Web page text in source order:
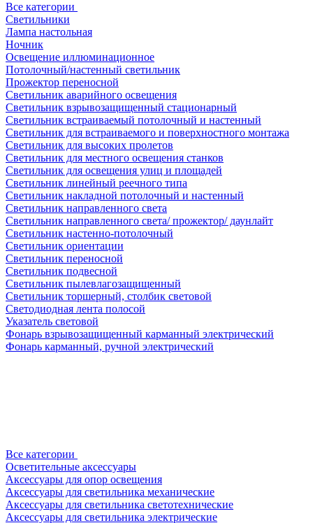
Все категории
Светильники
Лампа настольная
Ночник
Освещение иллюминационное
Потолочный/настенный светильник
Прожектор переносной
Светильник аварийного освещения
Светильник взрывозащищенный стационарный
Светильник встраиваемый потолочный и настенный
Светильник для встраиваемого и поверхностного монтажа
Светильник для высоких пролетов
Светильник для местного освещения станков
Светильник для освещения улиц и площадей
Светильник линейный реечного типа
Светильник накладной потолочный и настенный
Светильник направленного света
Светильник направленного света/ прожектор/ даунлайт
Светильник настенно-потолочный
Светильник ориентации
Светильник переносной
Светильник подвесной
Светильник пылевлагозащищенный
Светильник торшерный, столбик световой
Светодиодная лента полосой
Указатель световой
Фонарь взрывозащищенный карманный электрический
Фонарь карманный, ручной электрический
Все категории
Осветительные аксессуары
Аксессуары для опор освещения
Аксессуары для светильника механические
Аксессуары для светильника светотехнические
Аксессуары для светильника электрические